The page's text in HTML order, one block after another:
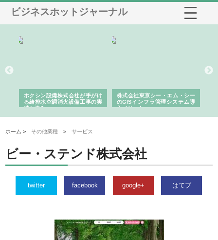
ビジネスホットジャーナル
ホクシン設備株式会社が手がけ
る給排水空調消火設備工事の実
績と強み
株式会社東京シー・エム・シー
のGISインフラ管理システム導
入メリット
ホーム > その他業種 >サービス
ビー・ステンド株式会社
twitter facebook google+ はてブ